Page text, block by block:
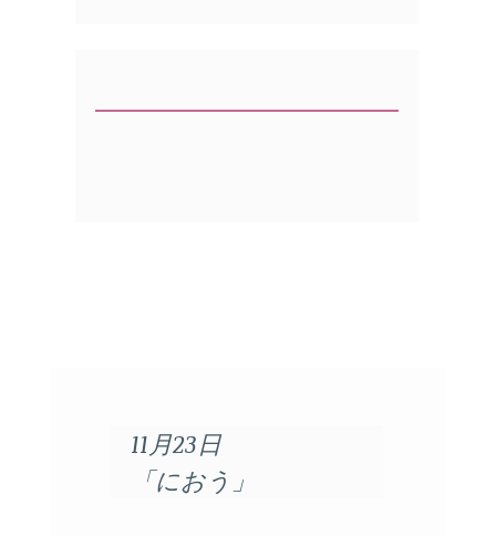
11月23日
「におう」